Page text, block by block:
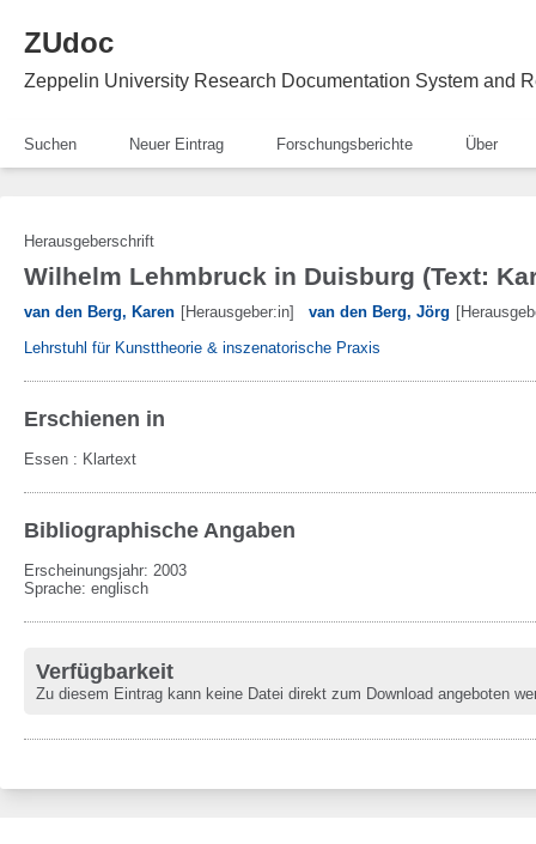
ZUdoc
Zeppelin University Research Documentation System and
Suchen Neuer Eintrag Forschungsberichte Über
Herausgeberschrift
Wilhelm Lehmbruck in Duisburg (Text:
van den Berg, Karen [Herausgeber:in] van den Berg, Jörg
Lehrstuhl für Kunsttheorie & inszenatorische Praxis
Erschienen in
Essen : Klartext
Bibliographische Angaben
Erscheinungsjahr: 2003
Sprache: englisch
Verfügbarkeit
Zu diesem Eintrag kann keine Datei direkt zum Download angeboten